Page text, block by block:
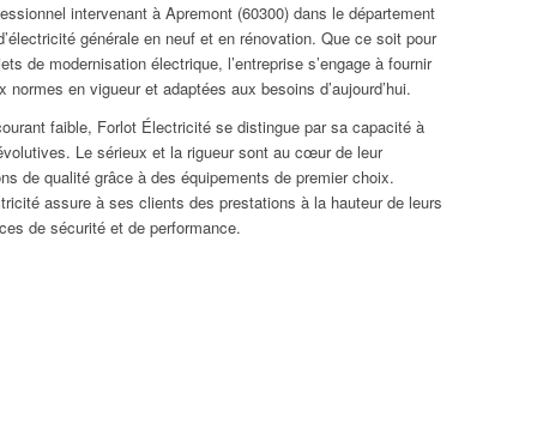
intervenant à Apremont (60300) dans le département
générale en neuf et en rénovation. Que ce soit pour
de modernisation électrique, l’entreprise s’engage à fournir
en vigueur et adaptées aux besoins d’aujourd’hui.
faible, Forlot Électricité se distingue par sa capacité à
Le sérieux et la rigueur sont au cœur de leur
de qualité grâce à des équipements de premier choix.
assure à ses clients des prestations à la hauteur de leurs
de sécurité et de performance.